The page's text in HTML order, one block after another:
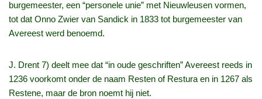
burgemeester, een “personele unie” met Nieuwleusen vormen,
tot dat Onno Zwier van Sandick in 1833 tot burgemeester van
Avereest werd benoemd.
J. Drent 7) deelt mee dat “in oude geschriften” Avereest reeds in
1236 voorkomt onder de naam Resten of Restura en in 1267 als
Restene, maar de bron noemt hij niet.